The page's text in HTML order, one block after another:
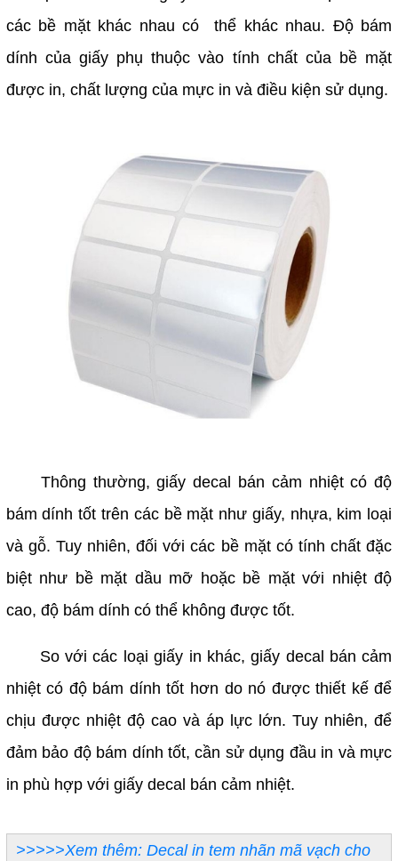
các bề mặt khác nhau có thể khác nhau. Độ bám
dính của giấy phụ thuộc vào tính chất của bề mặt
được in, chất lượng của mực in và điều kiện sử dụng.
Thông thường, giấy decal bán cảm nhiệt có độ
bám dính tốt trên các bề mặt như giấy, nhựa, kim loại
và gỗ. Tuy nhiên, đối với các bề mặt có tính chất đặc
biệt như bề mặt dầu mỡ hoặc bề mặt với nhiệt độ
cao, độ bám dính có thể không được tốt.
So với các loại giấy in khác, giấy decal bán cảm
nhiệt có độ bám dính tốt hơn do nó được thiết kế để
chịu được nhiệt độ cao và áp lực lớn. Tuy nhiên, để
đảm bảo độ bám dính tốt, cần sử dụng đầu in và mực
in phù hợp với giấy decal bán cảm nhiệt.
>>>>>Xem thêm: Decal in tem nhãn mã vạch cho